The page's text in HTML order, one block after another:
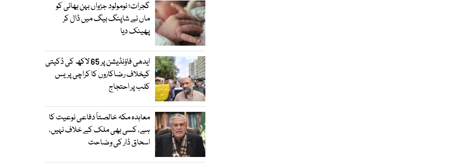
گجرات؛ نومولود جڑواں بہن بھائی کو
ماں نے شاپنگ بیگ میں ڈال کر
پھینک دیا
ایدھی فاؤنڈیشن پر 65 لاکھ کی ڈکیتی
کیخلاف رضاکاروں کا کراچی پریس
کلب پر احتجاج
معاہدہ مکہ خالصتاً دفاعی نوعیت کا
ہے، کسی بھی ملک کے خلاف نہیں،
اسحاق ڈار کی وضاحت